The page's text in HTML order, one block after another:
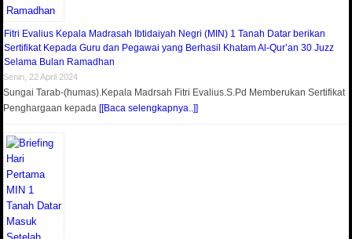
Fitri Evalius Kepala Madrasah Ibtidaiyah Negri (MIN) 1 Tanah Datar berikan
Sertifikat Kepada Guru dan Pegawai yang Berhasil Khatam Al-Qur’an 30 Juzz
Selama Bulan Ramadhan
Senin, 22 April 2024
Sungai Tarab-(humas).Kepala Madrsah Fitri Evalius.S.Pd Memberukan Sertifikat
Penghargaan kepada[[Baca selengkapnya..]]